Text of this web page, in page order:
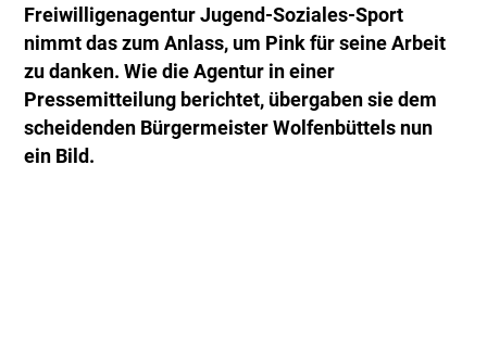
Freiwilligenagentur Jugend-Soziales-Sport
nimmt das zum Anlass, um Pink für seine Arbeit
zu danken. Wie die Agentur in einer
Pressemitteilung berichtet, übergaben sie dem
scheidenden Bürgermeister Wolfenbüttels nun
ein Bild.